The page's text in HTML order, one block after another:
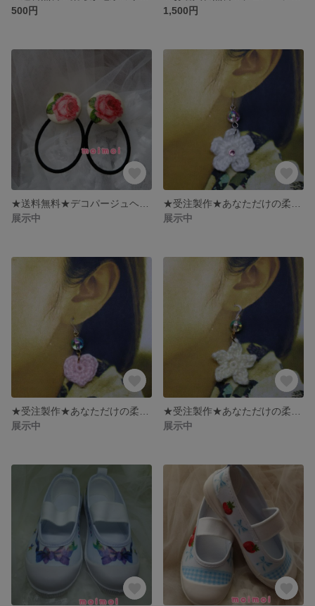
500円
1,500円
展示中
展示中
展示中
展示中